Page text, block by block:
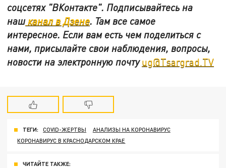
соцсетях "ВКонтакте". Подписывайтесь на
нашканал в Дзене. Там все самое
интересное. Если вам есть чем поделиться с
нами, присылайте свои наблюдения, вопросы,
новости на электронную почтуug@Tsargrad.TV
ТЕГИ: COVID-ЖЕРТВЫ
АНАЛИЗЫ НА КОРОНАВИРУС
КОРОНАВИРУС В КРАСНОДАРСКОМ КРАЕ
ЧИТАЙТЕ ТАКЖЕ: